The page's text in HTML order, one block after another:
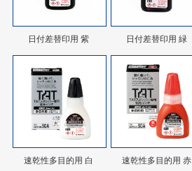
日付差替印用 紫 日付差替印用 緑
速乾性多目的用 白 速乾性多目的用 赤